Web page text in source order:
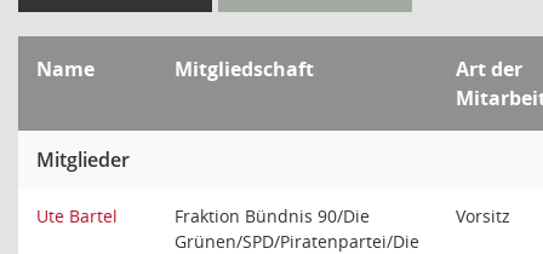
Name Mitgliedschaft
Art der
Mitglieder
Ute Bartel
Fraktion Bündnis 90/Die
Grünen/SPD/Piratenpartei/Die
Vorsitz